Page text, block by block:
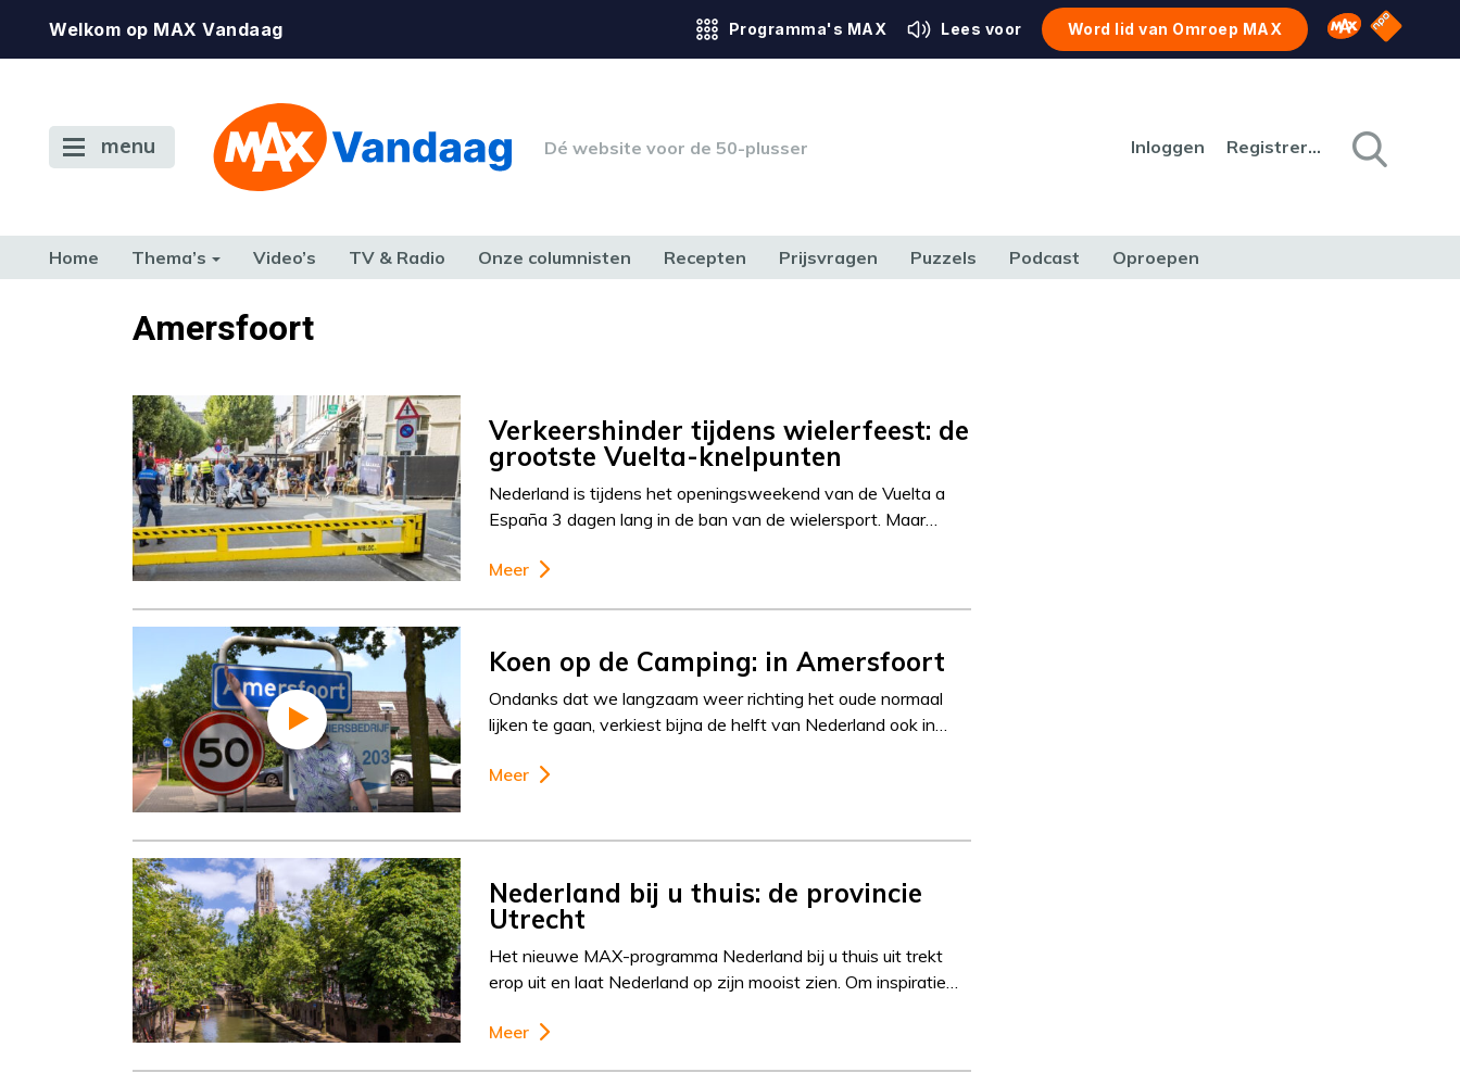
Welkom op MAX Vandaag Programma's MAX Lees voor Word lid van Omroep MAX Omroep MAX
NPO
menu Dé website voor de 50-plusser Inloggen Registreren
Home Thema’s Video’s TV & Radio Onze columnisten Recepten Prijsvragen Puzzels Podcast Oproepen
TERUG NAAR TOENAmersfoort
Verkeershinder tijdens wielerfeest: de
grootste Vuelta-knelpunten
Nederland is tijdens het openingsweekend van de Vuelta a
España 3 dagen lang in de ban van de wielersport. Maar…
Meer
Koen op de Camping: in Amersfoort
Ondanks dat we langzaam weer richting het oude normaal
lijken te gaan, verkiest bijna de helft van Nederland ook in…
Meer
Nederland bij u thuis: de provincie
Utrecht
Het nieuwe MAX-programma Nederland bij u thuis uit trekt
erop uit en laat Nederland op zijn mooist zien. Om inspiratie…
Meer